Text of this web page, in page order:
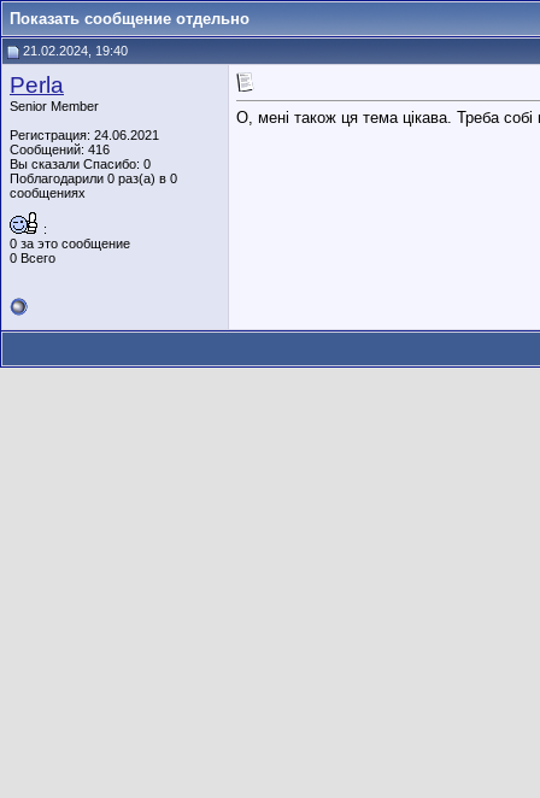
Показать сообщение отдельно
21.02.2024, 19:40
Perla
Senior Member
Регистрация: 24.06.2021
Сообщений: 416
Вы сказали Спасибо: 0
Поблагодарили 0 раз(а) в 0
сообщениях
:
0 за это сообщение
0 Всего
О, мені також ця тема цікава. Треба